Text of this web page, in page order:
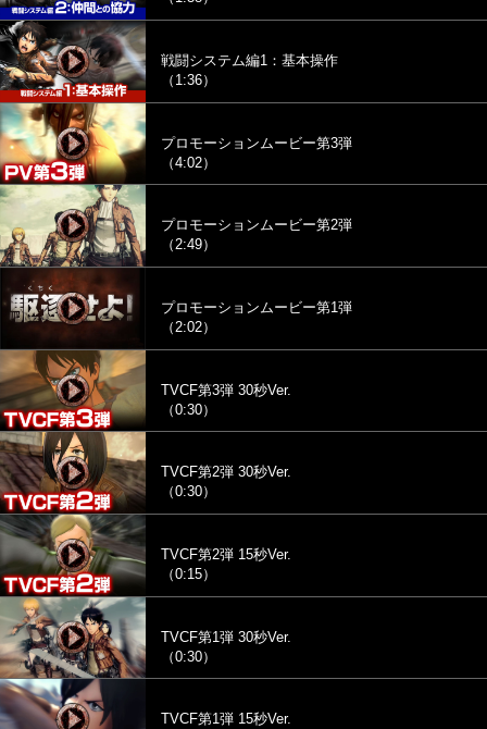
戦闘システム編1：基本操作
（1:36）
プロモーションムービー第3弾
（4:02）
プロモーションムービー第2弾
（2:49）
プロモーションムービー第1弾
（2:02）
TVCF第3弾 30秒Ver.
（0:30）
TVCF第2弾 30秒Ver.
（0:30）
TVCF第2弾 15秒Ver.
（0:15）
TVCF第1弾 30秒Ver.
（0:30）
TVCF第1弾 15秒Ver.